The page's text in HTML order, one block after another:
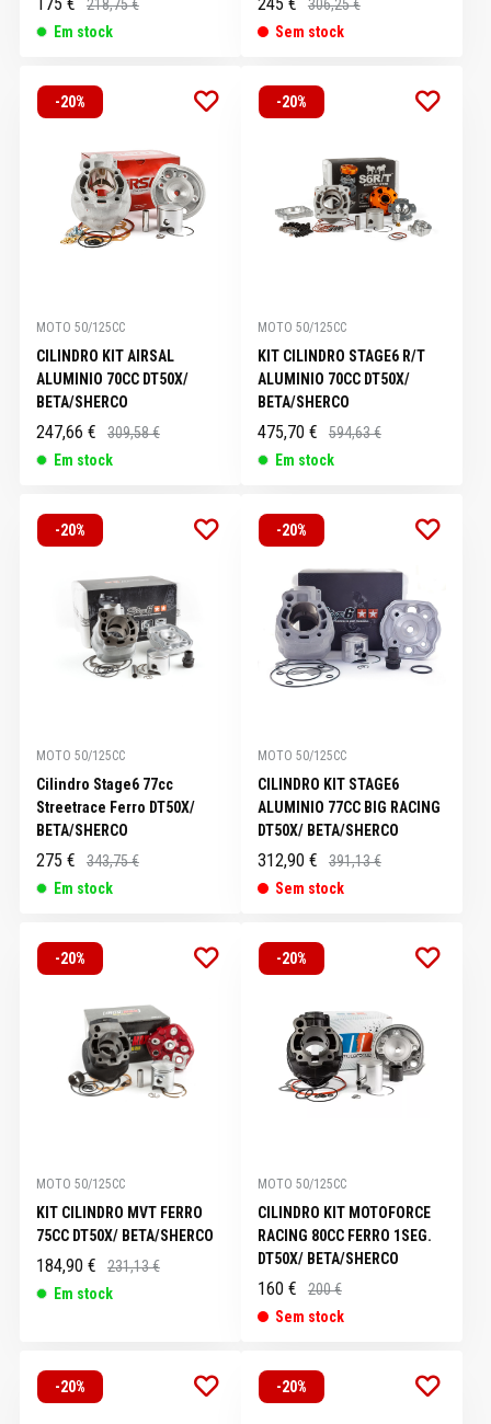
218,75 €
Em stock
306,25 €
Sem stock
-20%
MOTO 50/125CC
CILINDRO KIT AIRSAL
ALUMINIO 70CC DT50X/
BETA/SHERCO
247,66 €
309,58 €
Em stock
-20%
MOTO 50/125CC
KIT CILINDRO STAGE6 R/T
ALUMINIO 70CC DT50X/
BETA/SHERCO
475,70 €
594,63 €
Em stock
-20%
MOTO 50/125CC
Cilindro Stage6 77cc
Streetrace Ferro DT50X/
BETA/SHERCO
275 €
343,75 €
Em stock
-20%
MOTO 50/125CC
CILINDRO KIT STAGE6
ALUMINIO 77CC BIG RACING
DT50X/ BETA/SHERCO
312,90 €
391,13 €
Sem stock
-20%
MOTO 50/125CC
KIT CILINDRO MVT FERRO
75CC DT50X/ BETA/SHERCO
184,90 €
231,13 €
Em stock
-20%
MOTO 50/125CC
CILINDRO KIT MOTOFORCE
RACING 80CC FERRO 1SEG.
DT50X/ BETA/SHERCO
160 €
200 €
Sem stock
-20% -20%